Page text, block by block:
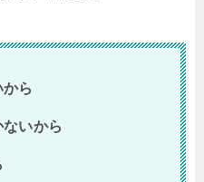
ら
いから